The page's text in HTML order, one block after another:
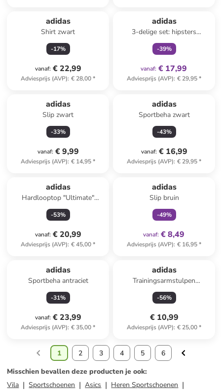
adidas
Shirt zwart
-17%
vanaf: € 22,99
Adviesprijs (AVP): € 28,00*
adidas
3-delige set: hipsters
wit/lichtblauw/roze
-39%
vanaf: € 17,99
Adviesprijs (AVP): € 29,95*
adidas
Slip zwart
-33%
vanaf: € 9,99
Adviesprijs (AVP): € 14,95*
adidas
Sportbeha zwart
-43%
vanaf: € 16,99
Adviesprijs (AVP): € 29,95*
adidas
Hardlooptop "Ultimate"
antraciet
-53%
vanaf: € 20,99
Adviesprijs (AVP): € 45,00*
adidas
Slip bruin
-49%
vanaf: € 8,49
Adviesprijs (AVP): € 16,95*
adidas
Sportbeha antraciet
-31%
vanaf: € 23,99
Adviesprijs (AVP): € 35,00*
adidas
Trainingsarmstulpen
"Aeroready" roze
-56%
€ 10,99
Adviesprijs (AVP): € 25,00*
1 2 3 4 5
6
Misschien bevallen deze producten je ook:
Vila
Sportschoenen Asics
Heren Sportschoenen